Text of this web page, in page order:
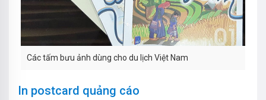
Các tấm bưu ảnh dùng cho du lịch Việt Nam
In postcard quảng cáo